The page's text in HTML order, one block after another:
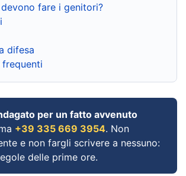
fare i genitori?
difesa
frequenti
per un fatto avvenuto
+39 335 669 3954. Non
e non fargli scrivere a nessuno:
delle prime ore.